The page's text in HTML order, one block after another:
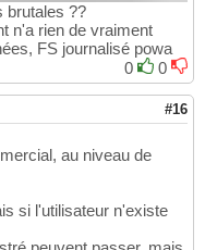
brutales ??
n'a rien de vraiment
FS journalisé powa
0
0
#16
au niveau de
si l'utilisateur n'existe